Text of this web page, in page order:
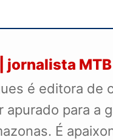
jornalista
é editora de
apurado para
É